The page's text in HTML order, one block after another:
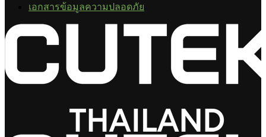
เอกสารข้อมูลความปลอดภัย